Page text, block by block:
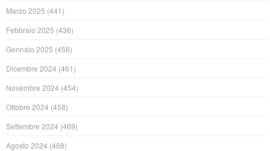
Marzo 2025 (441)
Febbraio 2025 (436)
Gennaio 2025 (456)
Dicembre 2024 (461)
Novembre 2024 (454)
Ottobre 2024 (458)
Settembre 2024 (469)
Agosto 2024 (468)